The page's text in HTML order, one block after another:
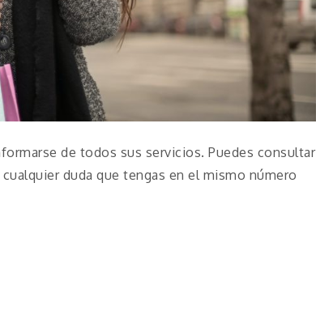
de todos sus servicios. Puedes consultar
duda que tengas en el mismo número